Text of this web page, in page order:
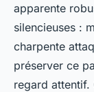
apparente
silencieuses :
charpente
préserver ce
regard attentif.